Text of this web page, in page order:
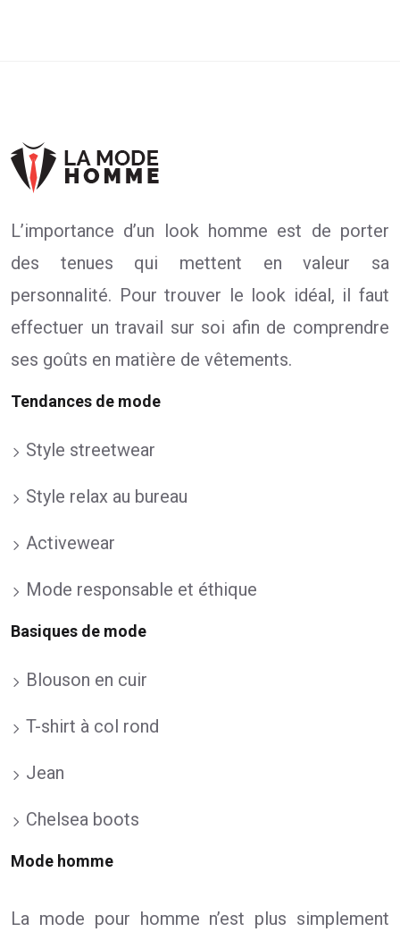
L’importance d’un look homme est de porter
des tenues qui mettent en valeur sa
personnalité. Pour trouver le look idéal, il faut
effectuer un travail sur soi afin de comprendre
ses goûts en matière de vêtements.
Tendances de mode
Style streetwear
Style relax au bureau
Activewear
Mode responsable et éthique
Basiques de mode
Blouson en cuir
T-shirt à col rond
Jean
Chelsea boots
Mode homme
La mode pour homme n’est plus simplement